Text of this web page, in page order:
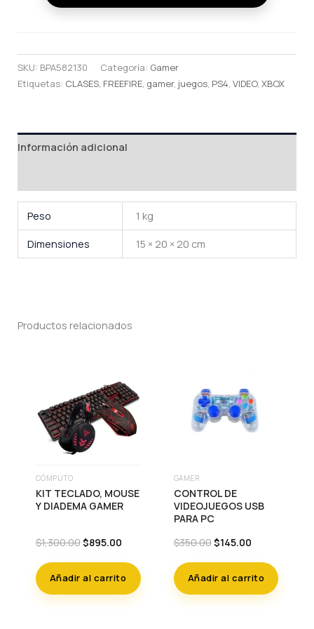
cantidad
SKU: BPA582130 Categoría: Gamer
Etiquetas: CLASES, FREEFIRE, gamer, juegos, PS4, VIDEO, XBOX
Información adicional
Peso
1 kg
Dimensiones
15 × 20 × 20 cm
Productos relacionados
CÓMPUTO
KIT TECLADO, MOUSE
Y DIADEMA GAMER
$1,300.00Original
was:
$1,300.00.
$895.00Current
is:
$895.00.
Añadir al carrito
GAMER
CONTROL DE
VIDEOJUEGOS USB
PARA PC
$350.00Original
was:
$350.00.
$145.00Current
is:
$145.00.
Añadir al carrito